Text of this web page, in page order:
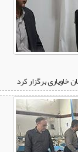
خاویاری برگزار کرد